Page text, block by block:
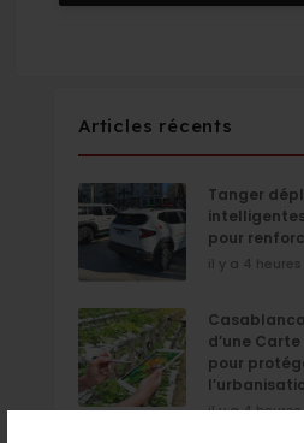
Articles récents
Tanger
pour
il y a 4
d’une
pour
il y a 4